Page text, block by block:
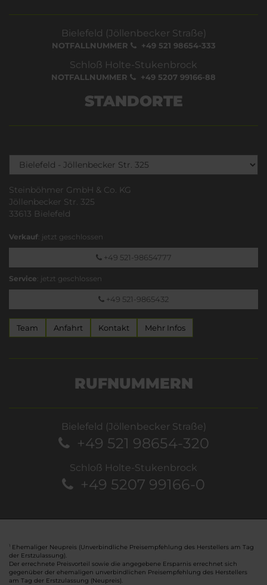
Bielefeld (Jöllenbecker Straße)
NOTFALLNUMMER +49 521 98654-333
Schloß Holte-Stukenbrock
NOTFALLNUMMER +49 5207 99166-88
STANDORTE
Steinböhmer GmbH & Co. KG
Jöllenbecker Str. 325
33613 Bielefeld
Verkauf: jetzt geschlossen
+49 521-98654777
Service: jetzt geschlossen
+49 521-9865432
Team Anfahrt Kontakt Mehr Infos
RUFNUMMERN
Bielefeld (Jöllenbecker Straße)
+49 521 98654-320
Schloß Holte-Stukenbrock
+49 5207 99166-0
Ehemaliger Neupreis (Unverbindliche Preisempfehlung des Herstellers am Tag
der Erstzulassung).
Der errechnete Preisvorteil sowie die angegebene Ersparnis errechnet sich
gegenüber der ehemaligen unverbindlichen Preisempfehlung des Herstellers
am Tag der Erstzulassung (Neupreis).